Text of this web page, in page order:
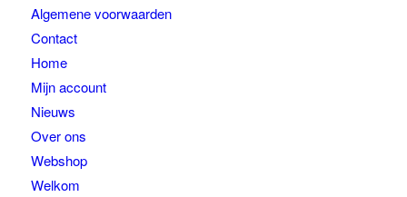
Algemene voorwaarden
Contact
Home
Mijn account
Nieuws
Over ons
Webshop
Welkom